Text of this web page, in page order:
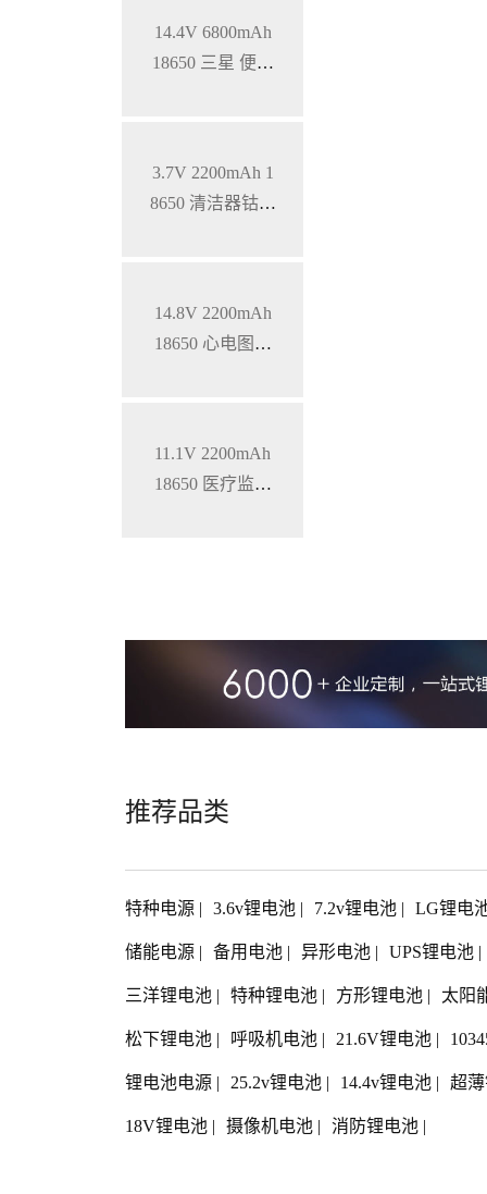
14.4V 6800mAh
18650 三星 便携
3.7V 2200mAh 1
8650 清洁器钴酸
14.8V 2200mAh
18650 心电图机
11.1V 2200mAh
18650 医疗监护
推荐品类
特种电源 | 3.6v锂电池 | 7.2v锂电池 | LG锂电
储能电源 | 备用电池 | 异形电池 | UPS锂电池 |
三洋锂电池 | 特种锂电池 | 方形锂电池 | 太阳
松下锂电池 | 呼吸机电池 | 21.6V锂电池 |
锂电池电源 | 25.2v锂电池 | 14.4v锂电池 | 超
18V锂电池 | 摄像机电池 | 消防锂电池 |